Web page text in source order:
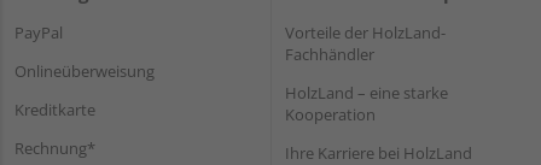
PayPal
Onlineüberweisung
Kreditkarte
Rechnung*
Vorteile der HolzLand-
Fachhändler
HolzLand – eine starke
Kooperation
Ihre Karriere bei HolzLand